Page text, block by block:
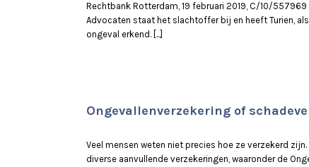
Rechtbank Rotterdam, 19 februari 2019, C/10/
Advocaten staat het slachtoffer bij en heeft Turien,
ongeval erkend. [...]
Ongevallenverzekering of
Veel mensen weten niet precies hoe ze verzekerd
diverse aanvullende verzekeringen, waaronder de